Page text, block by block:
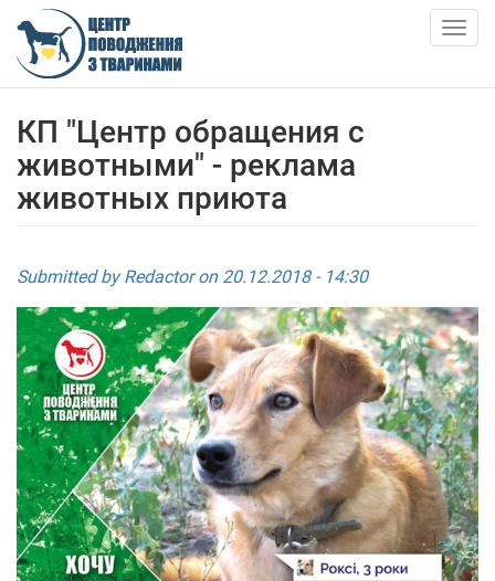
main
content
ABOUT US
NEWS
SHELTER
АНКЕТИ ТВАРИН
CONTACTS
Укр Рус Eng
КП "Центр обращения с
животными" - реклама
животных приюта
Submitted byRedactoron 20.12.2018 - 14:30